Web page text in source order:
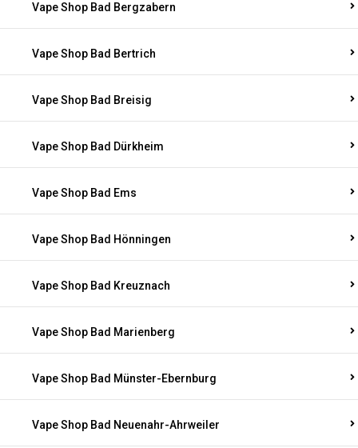
Vape Shop Bad Bergzabern
Vape Shop Bad Bertrich
Vape Shop Bad Breisig
Vape Shop Bad Dürkheim
Vape Shop Bad Ems
Vape Shop Bad Hönningen
Vape Shop Bad Kreuznach
Vape Shop Bad Marienberg
Vape Shop Bad Münster-Ebernburg
Vape Shop Bad Neuenahr-Ahrweiler